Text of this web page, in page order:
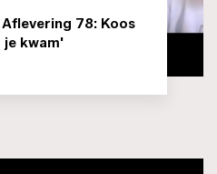
78: Koos
je kwam'